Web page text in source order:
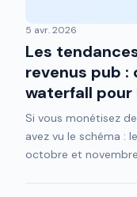
5 avr. 2026
Les
revenus pub
waterfall pour
Si vous monétisez
avez vu le schéma :
octobre et